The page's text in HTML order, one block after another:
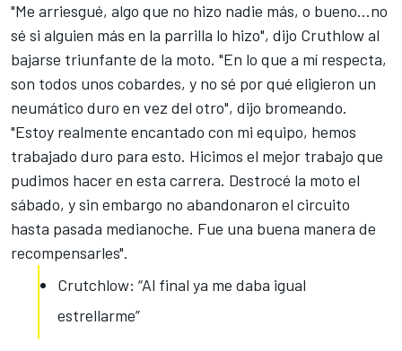
"Me arriesgué, algo que no hizo nadie más, o bueno...no
sé si alguien más en la parrilla lo hizo", dijo Cruthlow al
bajarse triunfante de la moto. "En lo que a mí respecta,
son todos unos cobardes, y no sé por qué eligieron un
neumático duro en vez del otro", dijo bromeando.
"Estoy realmente encantado con mi equipo, hemos
trabajado duro para esto. Hicimos el mejor trabajo que
pudimos hacer en esta carrera. Destrocé la moto el
sábado, y sin embargo no abandonaron el circuito
hasta pasada medianoche. Fue una buena manera de
recompensarles".
Crutchlow: “Al final ya me daba igual
estrellarme”